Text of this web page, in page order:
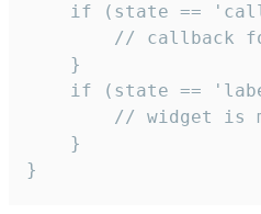
if (state ==
// callback
    }
if (state ==
// widget is
    }
}